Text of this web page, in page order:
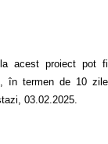
acest proiect pot fi
, în termen de 10 zile
03.02.2025.